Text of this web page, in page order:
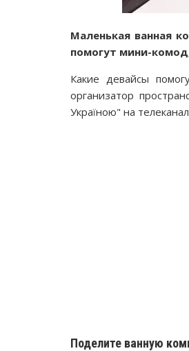
Маленькая ванная
помогут мини-
Какие девайсы
организатор
Україною" на
Поделите ванную